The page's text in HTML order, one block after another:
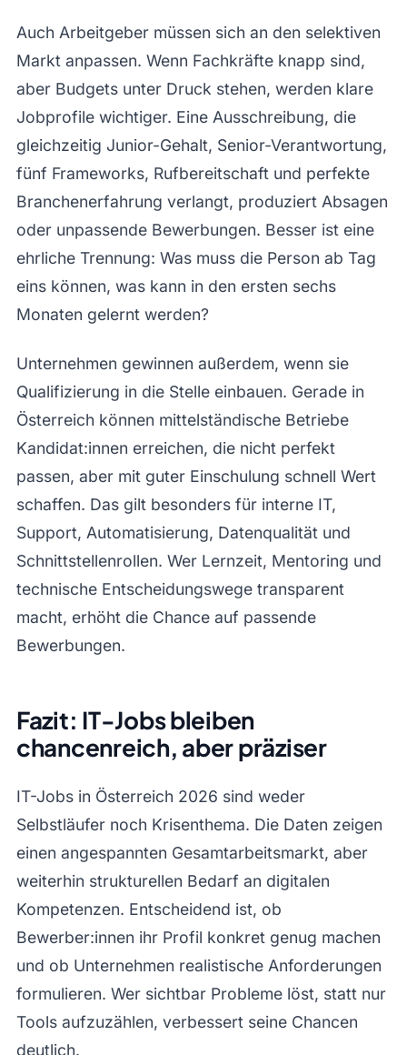
Auch Arbeitgeber müssen sich an den selektiven
Markt anpassen. Wenn Fachkräfte knapp sind,
aber Budgets unter Druck stehen, werden klare
Jobprofile wichtiger. Eine Ausschreibung, die
gleichzeitig Junior-Gehalt, Senior-Verantwortung,
fünf Frameworks, Rufbereitschaft und perfekte
Branchenerfahrung verlangt, produziert Absagen
oder unpassende Bewerbungen. Besser ist eine
ehrliche Trennung: Was muss die Person ab Tag
eins können, was kann in den ersten sechs
Monaten gelernt werden?
Unternehmen gewinnen außerdem, wenn sie
Qualifizierung in die Stelle einbauen. Gerade in
Österreich können mittelständische Betriebe
Kandidat:innen erreichen, die nicht perfekt
passen, aber mit guter Einschulung schnell Wert
schaffen. Das gilt besonders für interne IT,
Support, Automatisierung, Datenqualität und
Schnittstellenrollen. Wer Lernzeit, Mentoring und
technische Entscheidungswege transparent
macht, erhöht die Chance auf passende
Bewerbungen.
Fazit: IT-Jobs bleiben
chancenreich, aber präziser
IT-Jobs in Österreich 2026 sind weder
Selbstläufer noch Krisenthema. Die Daten zeigen
einen angespannten Gesamtarbeitsmarkt, aber
weiterhin strukturellen Bedarf an digitalen
Kompetenzen. Entscheidend ist, ob
Bewerber:innen ihr Profil konkret genug machen
und ob Unternehmen realistische Anforderungen
formulieren. Wer sichtbar Probleme löst, statt nur
Tools aufzuzählen, verbessert seine Chancen
deutlich.